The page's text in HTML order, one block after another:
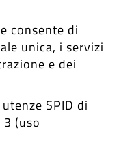
consente di
unica, i servizi
e dei
SPID di
(uso